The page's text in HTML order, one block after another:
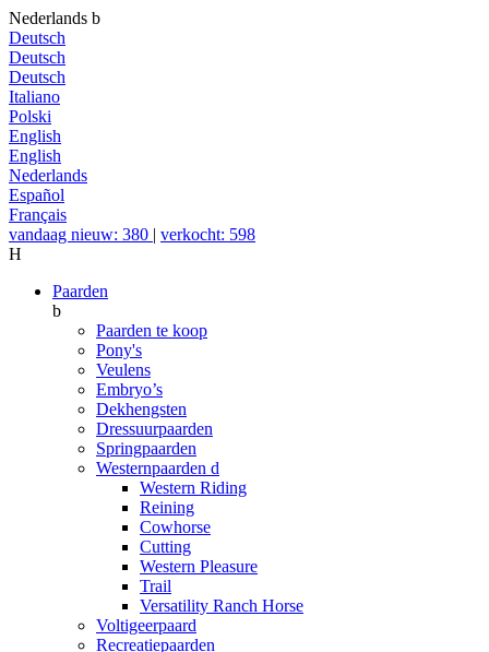
Nederlands b
Deutsch
Deutsch
Deutsch
Italiano
Polski
English
English
Nederlands
Español
Français
vandaag nieuw: 380 | verkocht: 598
H
Paarden
b
Paarden te koop
Pony's
Veulens
Embryo’s
Dekhengsten
Dressuurpaarden
Springpaarden
Westernpaarden d
Western Riding
Reining
Cowhorse
Cutting
Western Pleasure
Trail
Versatility Ranch Horse
Voltigeerpaard
Recreatiepaarden